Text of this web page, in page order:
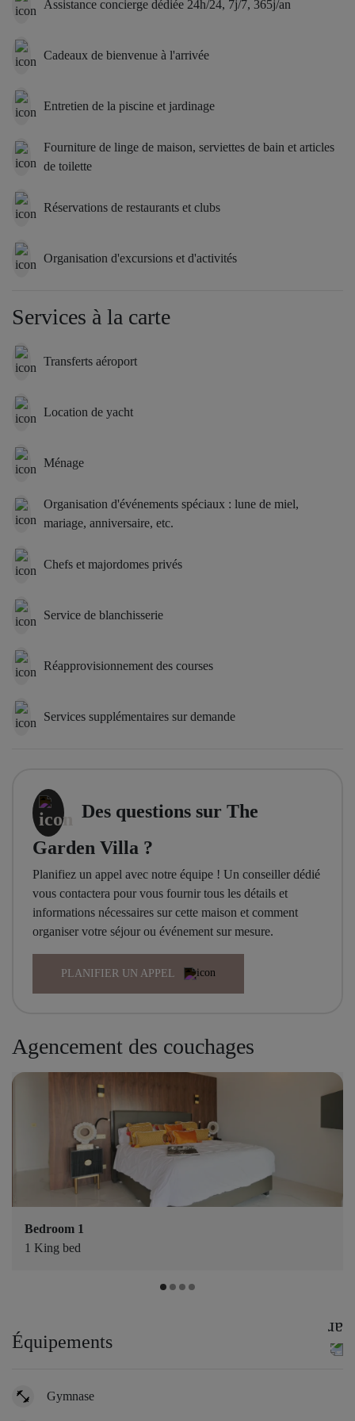
Assistance concierge dédiée 24h/24, 7j/7, 365j/an
Cadeaux de bienvenue à l'arrivée
Entretien de la piscine et jardinage
Fourniture de linge de maison, serviettes de bain et articles
de toilette
Réservations de restaurants et clubs
Organisation d'excursions et d'activités
Services à la carte
Transferts aéroport
Location de yacht
Ménage
Organisation d'événements spéciaux : lune de miel,
mariage, anniversaire, etc.
Chefs et majordomes privés
Service de blanchisserie
Réapprovisionnement des courses
Services supplémentaires sur demande
Des questions sur The
Garden Villa ?
Planifiez un appel avec notre équipe ! Un conseiller dédié
vous contactera pour vous fournir tous les détails et
informations nécessaires sur cette maison et comment
organiser votre séjour ou événement sur mesure.
PLANIFIER UN APPEL
Agencement des couchages
Bedroom 1
1 King bed
Équipements
Gymnase